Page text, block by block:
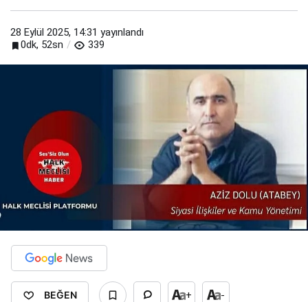
28 Eylül 2025, 14:31 yayınlandı
0dk, 52sn
339
BEĞEN + -